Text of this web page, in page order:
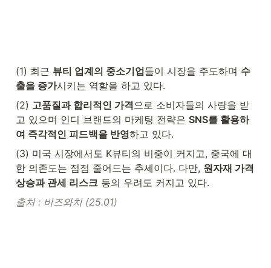
(1) 최근 뷰티 업계의 중소기업들이 시장을 주도하며 수
출을 증가시키는 역할을 하고 있다.
(2) 고품질과 합리적인 가격으로 소비자들의 사랑을 받
고 있으며 인디 브랜드의 마케팅 전략은 SNS를 활용하
여 즉각적인 피드백을 반영하고 있다.
(3) 미국 시장에서도 K뷰티의 비중이 커지고, 중국에 대
한 의존도는 점점 줄어드는 추세이다. 다만, 원자재 가격
상승과 관세 리스크 등의 우려도 커지고 있다.
출처 : 비즈와치 (25.01)